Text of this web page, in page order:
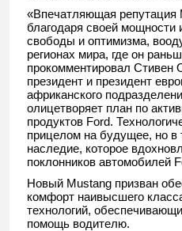
«Впечатляющая репутация
благодаря своей мощности
свободы и оптимизма,
регионах мира, где он
прокомментировал Стивен
президент и президент
африканского
олицетворяет план по
продуктов Ford.
прицелом на будущее, но в
наследие, которое
поклонников автомобилей
Новый Mustang призван
комфорт наивысшего
технологий,
помощь водителю.